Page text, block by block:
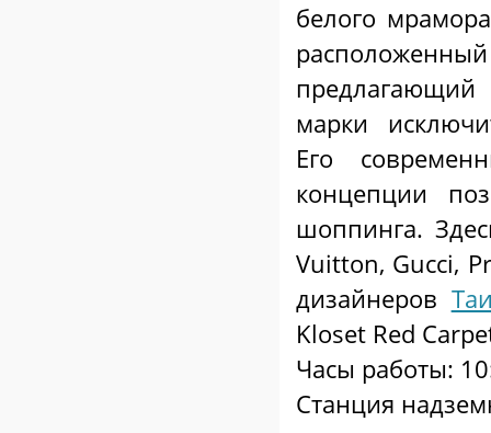
белого
марки
Его
концепции
шоппинга.
Vuitton, Gucci,
дизайнеров
Kloset Red
Часы работы:
Станция